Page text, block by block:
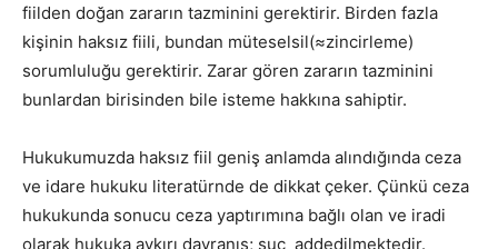
fiilden doğan zararın tazminini gerektirir. Birden fazla
kişinin haksız fiili, bundan müteselsil(≈zincirleme)
sorumluluğu gerektirir. Zarar gören zararın tazminini
bunlardan birisinden bile isteme hakkına sahiptir.
Hukukumuzda haksız fiil geniş anlamda alındığında ceza
ve idare hukuku literatürnde de dikkat çeker. Çünkü ceza
hukukunda sonucu ceza yaptırımına bağlı olan ve iradi
olarak hukuka aykırı davranış; suç addedilmektedir.